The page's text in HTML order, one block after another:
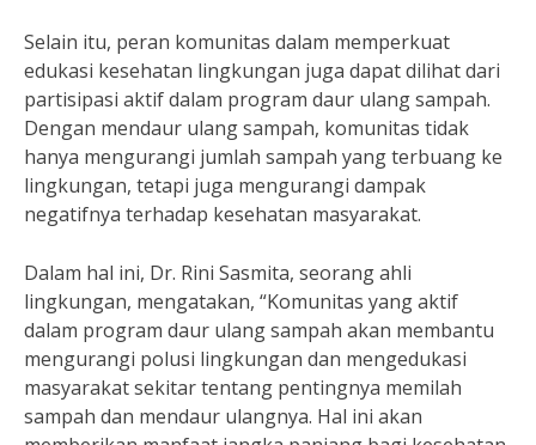
Selain itu, peran komunitas dalam memperkuat
edukasi kesehatan lingkungan juga dapat dilihat dari
partisipasi aktif dalam program daur ulang sampah.
Dengan mendaur ulang sampah, komunitas tidak
hanya mengurangi jumlah sampah yang terbuang ke
lingkungan, tetapi juga mengurangi dampak
negatifnya terhadap kesehatan masyarakat.
Dalam hal ini, Dr. Rini Sasmita, seorang ahli
lingkungan, mengatakan, “Komunitas yang aktif
dalam program daur ulang sampah akan membantu
mengurangi polusi lingkungan dan mengedukasi
masyarakat sekitar tentang pentingnya memilah
sampah dan mendaur ulangnya. Hal ini akan